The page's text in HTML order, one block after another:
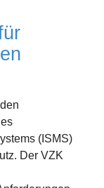
(ISMS)
Der VZK